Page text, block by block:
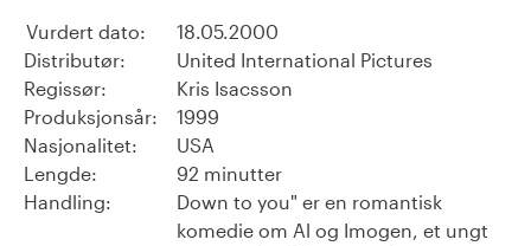
Vurdert dato:
18.05.2000
Distributør:
United International Pictures
Regissør:
Kris Isacsson
Produksjonsår:
1999
Nasjonalitet:
USA
Lengde:
92 minutter
Handling:
Down to you" er en romantisk
komedie om Al og Imogen, et ungt